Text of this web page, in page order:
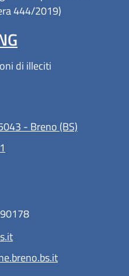
444/2019)
di illeciti
- Breno (BS)